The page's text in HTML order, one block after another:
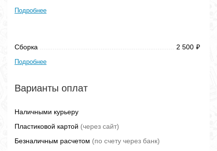
Подробнее
Сборка 2 500 ₽
Подробнее
Варианты оплат
Наличными курьеру
Пластиковой картой (через сайт)
Безналичным расчетом (по счету через банк)